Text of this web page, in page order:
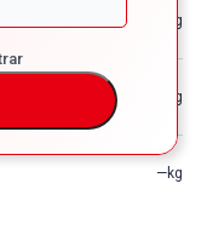
—kg
—kg
—kg